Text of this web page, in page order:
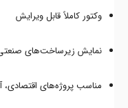
وکتور کاملاً قابل ویرایش
نمایش زیرساخت‌های
مناسب پروژه‌های